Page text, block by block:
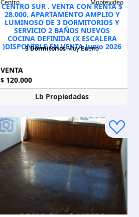
Centro
Montevideo
CENTRO SUR . VENTA CON RENTA $
28.000. APARTAMENTO AMPLIO Y
LUMINOSO DE 3 DORMITORIOS Y
SERVICIO 2 BAÑOS NUEVOS
COCINA DEFINIDA (X ESCALERA
)DISPONIBLE EN VENTA Junio 2026
3 DormitoriosMuy Bueno
VENTA
$ 120.000
Lb Propiedades